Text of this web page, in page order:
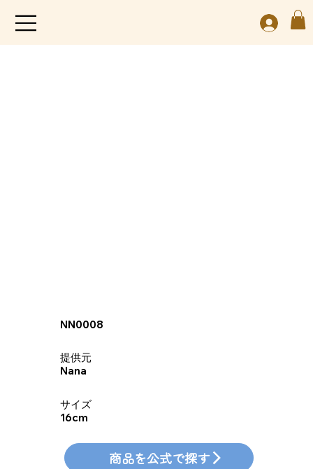
NN0008
​提供元
Nana
​サイズ
16cm
商品を公式で探す